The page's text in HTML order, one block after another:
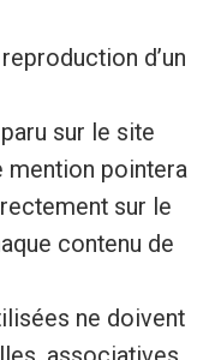
d’un
sur le site
mention pointera
sur le
contenu de
ne doivent